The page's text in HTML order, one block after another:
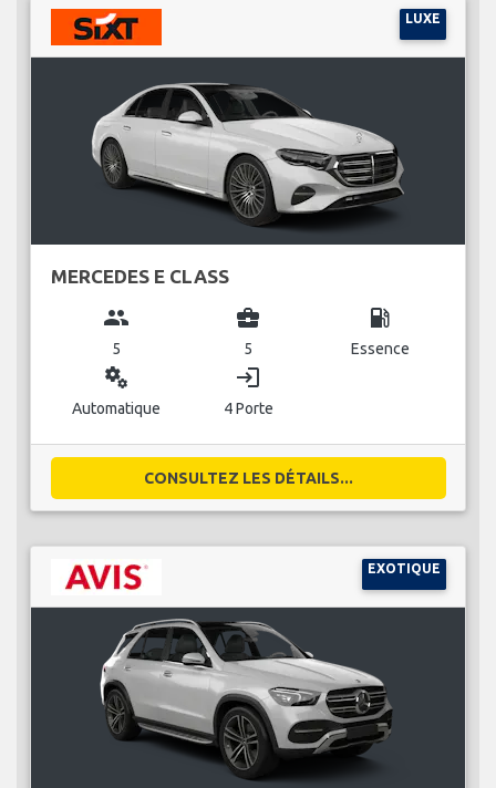
LUXE
MERCEDES E CLASS
group
5
business_center
5
local_gas_station
Essence
miscellaneous_services
Automatique
login
4 Porte
CONSULTEZ LES DÉTAILS...
EXOTIQUE